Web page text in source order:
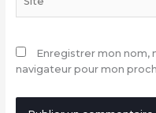
Enregistrer mon nom,
navigateur pour mon